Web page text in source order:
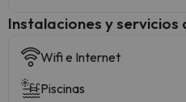
Instalaciones y
Wifi e Internet
Piscinas